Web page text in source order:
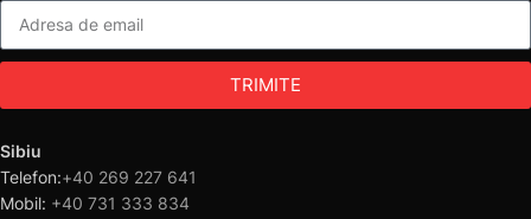
TRIMITE
Sibiu
Telefon:+40 269 227 641
Mobil: +40 731 333 834